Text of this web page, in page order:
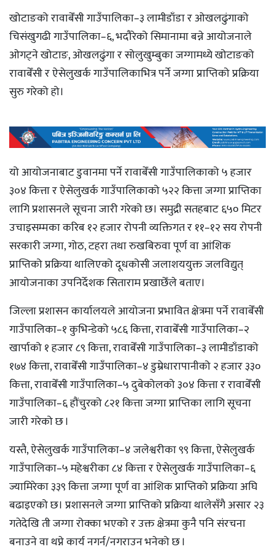
खोटाङको रावाबेँसी गाउँपालिका–३ लामीडाँडा र ओखलढुंगाको
चिसंखुगढी गाउँपालिका–६, भदौरेको सिमानामा बन्ने आयोजनाले
ओगट्ने खोटाङ, ओखलढुंगा र सोलुखुम्बुका जग्गामध्ये खोटाङको
रावाबेँसी र ऐसेलुखर्क गाउँपालिकाभित्र पर्ने जग्गा प्राप्तिको प्रक्रिया
सुरु गरेको हो।
यो आयोजनाबाट डुवानमा पर्ने रावाबेँसी गाउँपालिकाको ५ हजार
३०४ कित्ता र ऐसेलुखर्क गाउँपालिकाको ५२२ कित्ता जग्गा प्राप्तिका
लागि प्रशासनले सूचना जारी गरेको छ। समुद्री सतहबाट ६५० मिटर
उचाइसम्मका करिब १२ हजार रोपनी व्यक्तिगत र ११–१२ सय रोपनी
सरकारी जग्गा, गोठ, टहरा तथा रुखबिरुवा पूर्ण वा आंशिक
प्राप्तिको प्रक्रिया थालिएको दूधकोसी जलाशययुक्त जलविद्युत्
आयोजनाका उपनिर्देशक सिताराम प्रखाछेँले बताए।
जिल्ला प्रशासन कार्यालयले आयोजना प्रभावित क्षेत्रमा पर्ने रावाबेँसी
गाउँपालिका–१ कुभिन्डेको ५८६ कित्ता, रावाबेँसी गाउँपालिका–२
खार्पाको १ हजार ८९ कित्ता, रावाबेँसी गाउँपालिका–३ लामीडाँडाको
१७४ कित्ता, रावाबेँसी गाउँपालिका–४ डुम्रेधारापानीको २ हजार ३३०
कित्ता, रावाबेँसी गाउँपालिका–५ दुबेकोलको ३०४ कित्ता र रावाबेँसी
गाउँपालिका–६ हौंचुरको ८२१ कित्ता जग्गा प्राप्तिका लागि सूचना
जारी गरेको छ ।
यस्तै, ऐसेलुखर्क गाउँपालिका–४ जलेश्वरीका ९९ कित्ता, ऐसेलुखर्क
गाउँपालिका–५ महेश्वरीका ८४ कित्ता र ऐसेलुखर्क गाउँपालिका–६
ज्यामिरेका ३३९ कित्ता जग्गा पूर्ण वा आंशिक प्राप्तिको प्रक्रिया अघि
बढाइएको छ। प्रशासनले जग्गा प्राप्तिको प्रक्रिया थालेसँगै असार २३
गतेदेखि ती जग्गा रोक्का भएको र उक्त क्षेत्रमा कुनै पनि संरचना
बनाउने वा थप्ने कार्य नगर्न/नगराउन भनेको छ ।